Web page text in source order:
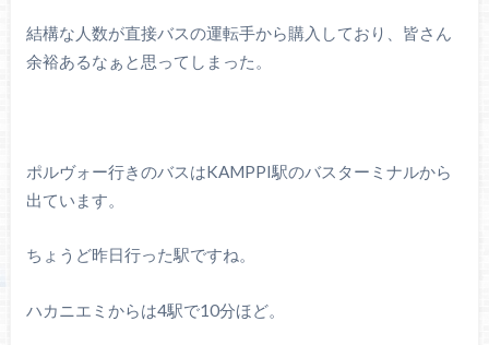
結構な人数が直接バスの運転手から購入しており、皆さん
余裕あるなぁと思ってしまった。
ポルヴォー行きのバスはKAMPPI駅のバスターミナルから
出ています。
ちょうど昨日行った駅ですね。
ハカニエミからは4駅で10分ほど。